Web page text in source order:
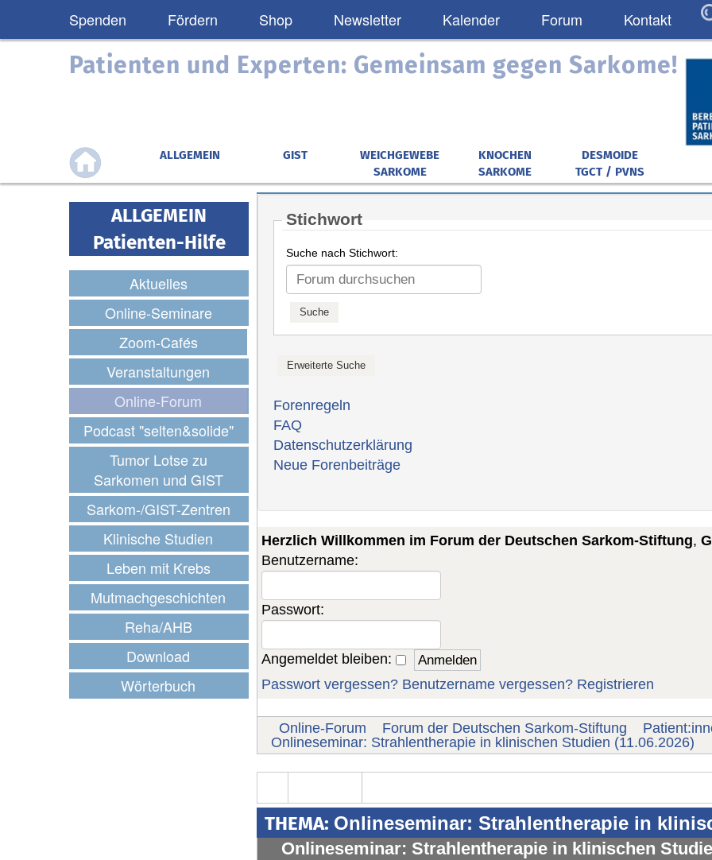
Spenden Fördern Shop Newsletter Kalender Forum Kontakt
Patienten und Experten: Gemeinsam gegen Sarkome!
ALLGEMEIN GIST
WEICHGEWEBE
SARKOME
KNOCHEN
SARKOME
DESMOIDE
TGCT / PVNS
ALLGEMEIN
Patienten-Hilfe
Aktuelles
Online-Seminare
Zoom-Cafés
Veranstaltungen
Online-Forum
Podcast "selten&solide"
Tumor Lotse zu
Sarkomen und GIST
Sarkom-/GIST-Zentren
Klinische Studien
Leben mit Krebs
Mutmachgeschichten
Reha/AHB
Download
Wörterbuch
Stichwort
Suche nach Stichwort:
Forenregeln
FAQ
Datenschutzerklärung
Neue Forenbeiträge
Herzlich Willkommen im Forum der Deutschen Sarkom-Stiftung,
Benutzername:
Passwort:
Angemeldet bleiben:
Passwort vergessen? Benutzername vergessen? Registrieren
Online-Forum Forum der Deutschen Sarkom-Stiftung
Onlineseminar: Strahlentherapie in klinischen Studien (11.06.2026)
THEMA: Onlineseminar: Strahlentherapie in
Onlineseminar: Strahlentherapie in klinischen